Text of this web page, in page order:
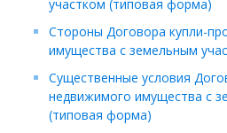
участком (типовая форма)
Стороны Договора купли-
имущества с земельным
Существенные условия
недвижимого имущества с
(типовая форма)